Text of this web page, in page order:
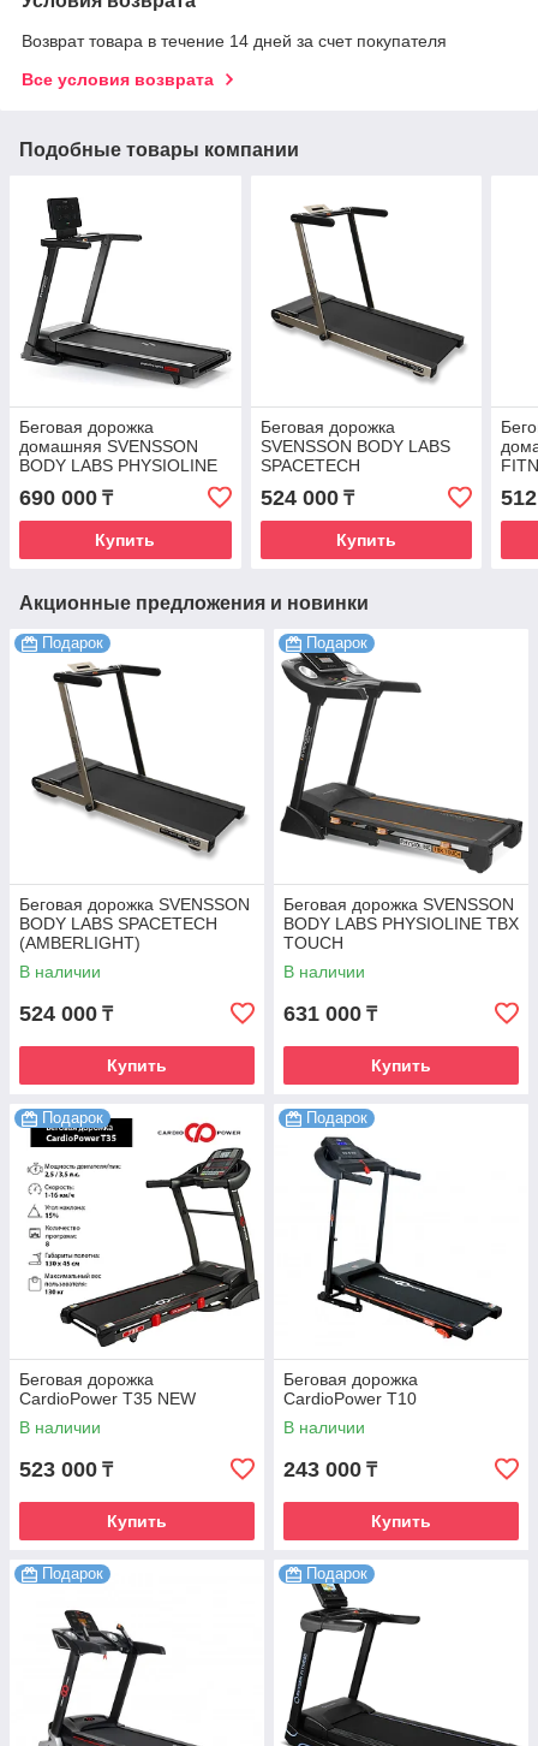
Возврат товара в течение 14 дней за счет покупателя
Все условия возврата
Подобные товары компании
Беговая дорожка
домашняя SVENSSON
BODY LABS PHYSIOLINE
SPRINTMASTER B
690 000 ₸
Купить
Беговая дорожка
SVENSSON BODY LABS
SPACETECH
(AMBERLIGHT)
524 000₸
Купить
Акционные предложения и новинки
Подарок
Беговая дорожка SVENSSON
BODY LABS SPACETECH
(AMBERLIGHT)
В наличии
524 000 ₸
Купить
Подарок
Беговая дорожка SVENSSON
BODY LABS PHYSIOLINE TBX
TOUCH
В наличии
631 000 ₸
Купить
Подарок
Беговая дорожка
CardioPower T35 NEW
В наличии
523 000 ₸
Купить
Подарок
Беговая дорожка
CardioPower T10
В наличии
243 000 ₸
Купить
Подарок Подарок